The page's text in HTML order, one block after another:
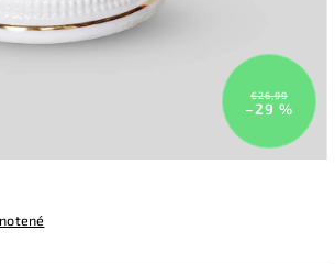
€26,99
–29 %